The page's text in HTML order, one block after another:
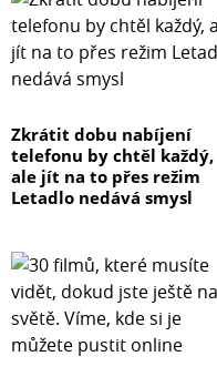
Zkrátit dobu nabíjení
telefonu by chtěl každý,
ale jít na to přes režim
Letadlo nedává smysl